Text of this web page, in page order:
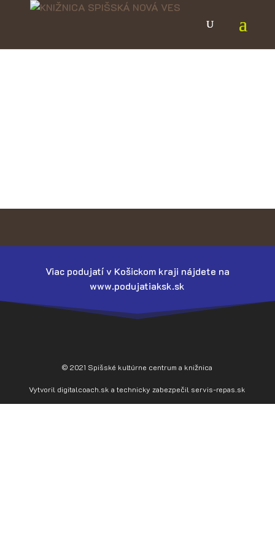
Viac podujatí v Košickom kraji nájdete na
www.podujatiaksk.sk
© 2021 Spišské kultúrne centrum a knižnica
Vytvoril digitalcoach.sk a technicky zabezpečil servis-repas.sk